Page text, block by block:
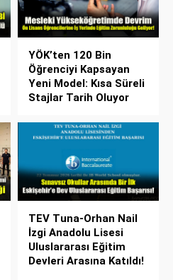
YÖK’ten 120 Bin
Öğrenciyi Kapsayan
Yeni Model: Kısa Süreli
Stajlar Tarih Oluyor
TEV Tuna-Orhan Nail
İzgi Anadolu Lisesi
Uluslararası Eğitim
Devleri Arasına Katıldı!